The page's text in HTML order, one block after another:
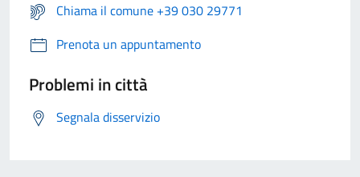
Chiama il comune +39 030 29771
Prenota un appuntamento
Problemi in città
Segnala disservizio